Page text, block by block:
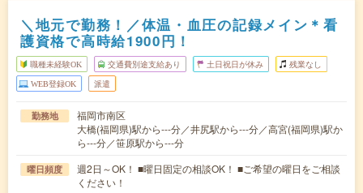
＼地元で勤務！／体温・血圧の記録メイン＊看
護資格で高時給1900円！
職種未経験OK 交通費別途支給あり 土日祝日が休み 残業なし
WEB登録OK 派遣
勤務地
福岡市南区
大橋(福岡県)駅から---分／井尻駅から---分／高宮(福岡県)駅か
ら---分／笹原駅から---分
曜日頻度
週2日～OK！ ■曜日固定の相談OK！ ■ご希望の曜日をご相談
ください！